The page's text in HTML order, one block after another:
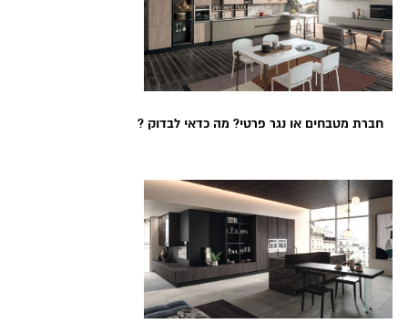
חברת מטבחים או נגר פרטי? מה כדאי לבדוק ?